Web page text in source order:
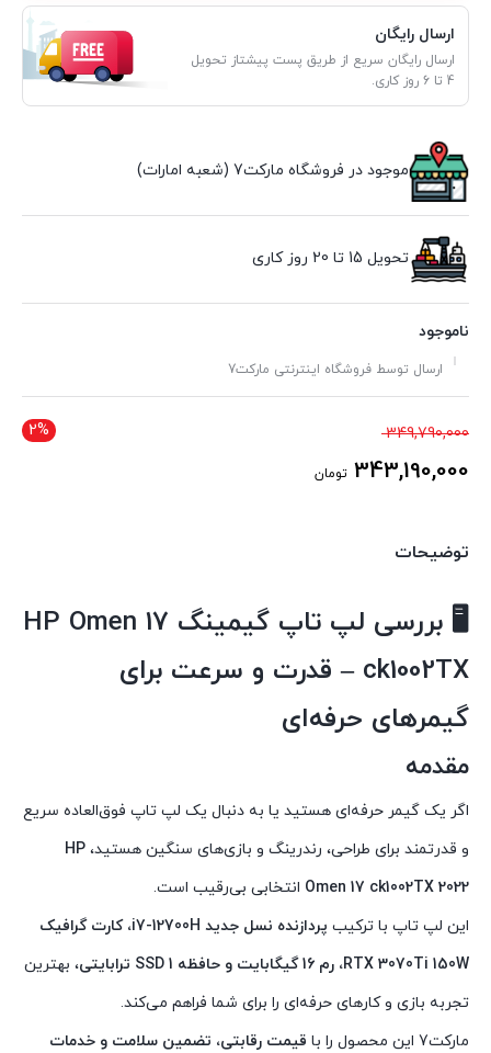
ارسال رایگان
ارسال رایگان سریع از طریق پست پیشتاز تحویل
4 تا 6 روز کاری.
موجود در فروشگاه مارکت7 (شعبه امارات)
تحویل 15 تا 20 روز کاری
ناموجود
ارسال توسط فروشگاه اینترنتی مارکت7
2% 349,790,000قیمت
اصلی
343,190,000 تومان
است.
توضیحات
🖥️ بررسی لپ تاپ گیمینگ HP Omen 17
ck1002TX – قدرت و سرعت برای
گیمرهای حرفه‌ای
مقدمه
اگر یک گیمر حرفه‌ای هستید یا به دنبال یک لپ تاپ فوق‌العاده سریع
و قدرتمند برای طراحی، رندرینگ و بازی‌های سنگین هستید، HP
Omen 17 ck1002TX 2022 انتخابی بی‌رقیب است.
این لپ تاپ با ترکیب
پردازنده نسل جدید i7-12700H، کارت گرافیک
RTX 3070Ti 150W، رم 16 گیگابایت و حافظه SSD 1 ترابایتی
، بهترین
تجربه بازی و کارهای حرفه‌ای را برای شما فراهم می‌کند.
مارکت7 این محصول را با
قیمت رقابتی، تضمین سلامت و خدمات